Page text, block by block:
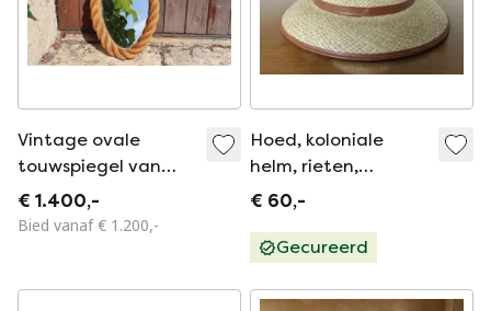
Vintage ovale
touwspiegel van
Audoux & Minet,
1950
€ 1.400,-
Bied vanaf € 1.200,-
Hoed, koloniale
helm, rieten,
wanddecoratie,
€ 60,-
Gecureerd